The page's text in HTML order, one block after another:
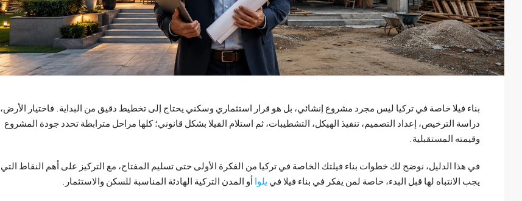
بناء فيلا خاصة في تركيا ليس مجرد مشروع إنشائي، بل هو قرار استثماري وسكني يحتاج إلى تخطيط دقيق من البداية. فاختيار الأرض،
دراسة الترخيص، إعداد التصميم، تنفيذ الهيكل، التشطيبات، ثم استلام الفيلا بشكل قانوني؛ كلها مراحل مترابطة تحدد جودة المشروع
وقيمته المستقبلية.
في هذا الدليل، نوضح لك خطوات بناء فيلتك الخاصة في تركيا من الفكرة الأولى حتى تسليم المفتاح، مع التركيز على أهم النقاط التي
يجب الانتباه لها قبل البدء، خاصة لمن يفكر في بناء فيلا في يلوا أو المدن التركية الهادئة المناسبة للسكن والاستثمار.